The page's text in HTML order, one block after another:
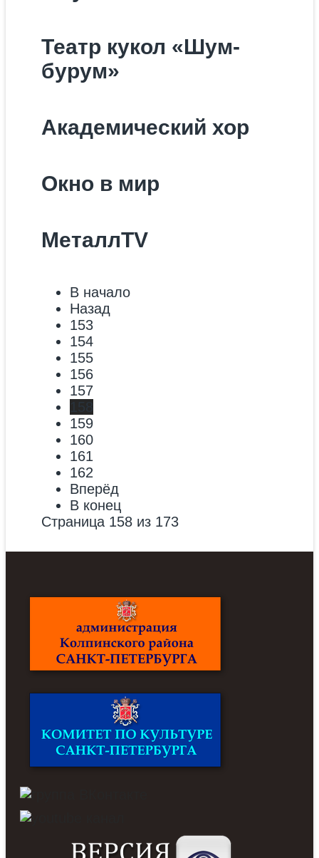
Театр кукол «Шум-
бурум»
Академический хор
Окно в мир
МеталлTV
В начало
Назад
153
154
155
156
157
159
160
161
162
Вперёд
В конец
Страница 158 из 173